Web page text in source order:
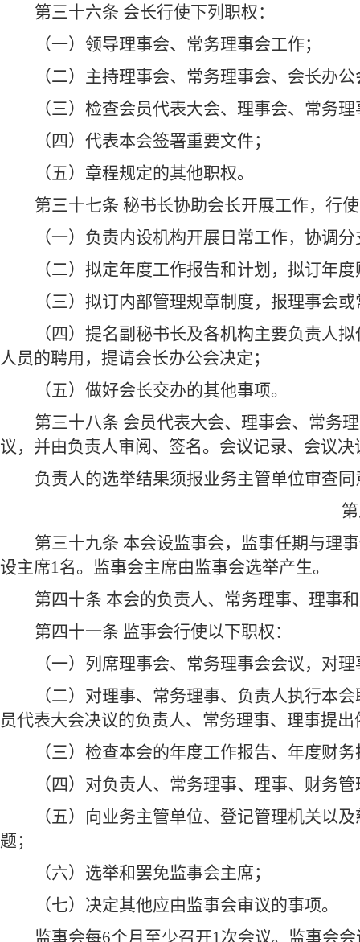
第三十六条 会长行使下列职权：
（一）领导理事会、常务理事会工作；
（二）主持理事会、常务理事会、会长办公
（三）检查会员代表大会、理事会、常务
（四）代表本会签署重要文件；
（五）章程规定的其他职权。
第三十七条 秘书长协助会长开展工作，行
（一）负责内设机构开展日常工作，协调
（二）拟定年度工作报告和计划，拟订年
（三）拟订内部管理规章制度，报理事会
（四）提名副秘书长及各机构主要负责人
人员的聘用，提请会长办公会决定；
（五）做好会长交办的其他事项。
第三十八条 会员代表大会、理事会、常务
议，并由负责人审阅、签名。会议记录、会议
负责人的选举结果须报业务主管单位审查
第三十九条 本会设监事会，监事任期与理
设主席1名。监事会主席由监事会选举产生。
第四十条 本会的负责人、常务理事、理事
第四十一条 监事会行使以下职权：
（一）列席理事会、常务理事会会议，对
（二）对理事、常务理事、负责人执行本
员代表大会决议的负责人、常务理事、理事提
（三）检查本会的年度工作报告、年度财
（四）对负责人、常务理事、理事、财务
（五）向业务主管单位、登记管理机关以
题；
（六）选举和罢免监事会主席；
（七）决定其他应由监事会审议的事项。
监事会每6个月至少召开1次会议。监事会